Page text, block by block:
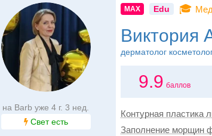
на Barb уже 4 г. 3 нед.
Свет есть
MAX Edu 🎓
Виктория
дерматолог
9.9 баллов
Контурная пластика
Заполнение морщин